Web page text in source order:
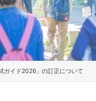
人文学科
ガイド2026」の訂正について